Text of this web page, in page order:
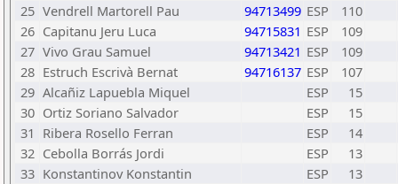
25 Vendrell Martorell Pau 94713499 ESP
110
26 Capitanu Jeru Luca 94715831 ESP
109
27 Vivo Grau Samuel 94713421 ESP
109
28 Estruch Escrivà Bernat 94716137 ESP
107
29 Alcañiz Lapuebla Miquel ESP
15
30 Ortiz Soriano Salvador ESP
15
31 Ribera Rosello Ferran ESP
14
32 Cebolla Borrás Jordi ESP
13
33 Konstantinov Konstantin ESP
13